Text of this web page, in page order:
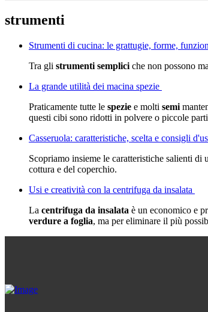
strumenti
Strumenti di cucina: le grattugie, forme,
Tra gli strumenti semplici che non possono
La grande utilità dei macina spezie
Praticamente tutte le spezie e molti semi
questi cibi sono ridotti in polvere o piccole
Casseruola: caratteristiche, scelta e consigli
Scopriamo insieme le caratteristiche salienti
cottura e del coperchio.
Usi e creatività con la centrifuga da insalata
La centrifuga da insalata è un economico e
verdure a foglia, ma per eliminare il più